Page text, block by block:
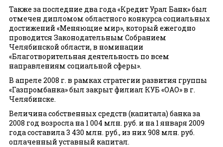
Также за последние два года «Кредит Урал Банк» был
отмечен дипломом областного конкурса социальных
достижений «Меняющие мир», который ежегодно
проводится Законодательным Собранием
Челябинской области, в номинации
«Благотворительная деятельность по всем
направлениям социальной сферы».
В апреле 2008 г. в рамках стратегии развития группы
«Газпромбанка» был закрыт филиал КУБ «ОАО» в г.
Челябинске.
Величина собственных средств (капитала) банка за
2008 год возросла на 1 004 млн. руб. и на 1 января 2009
года составила 3 430 млн. руб., из них 908 млн. руб.
оплаченный уставный капитал.